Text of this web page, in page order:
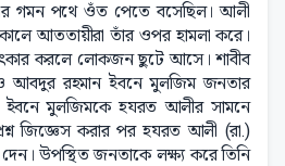
গমন পথে ওঁত পেতে বসেছিল। আলী
আততায়ীরা তাঁর ওপর হামলা করে।
করলে লোকজন ছুটে আসে। শাবীব
আবদুর রহমান ইবনে মুলজিম জনতার
ইবনে মুলজিমকে হযরত আলীর সামনে
জিজ্ঞেস করার পর হযরত আলী (রা.)
দেন। উপস্থিত জনতাকে লক্ষ্য করে তিনি